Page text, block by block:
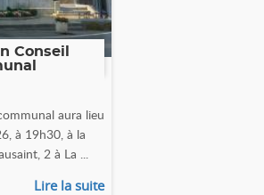
Conseil
aura lieu
à 19h30, à la
2 à La ...
Lire la suite